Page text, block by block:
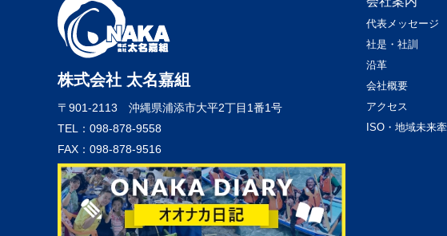
株式会社 太名嘉組
〒901-2113 沖縄県浦添市大平2丁目1番1号
TEL：098-878-9558
FAX：098-878-9516
代表メッセージ
社是・社訓
沿革
会社概要
アクセス
ISO・地域未来